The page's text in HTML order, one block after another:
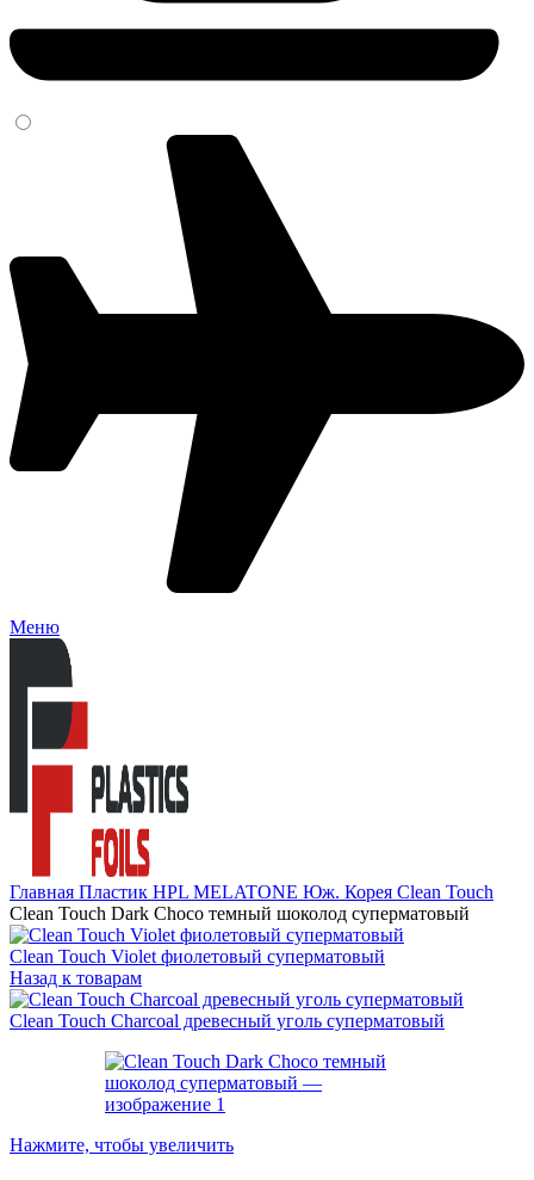
Меню
Главная Пластик HPL MELATONE Юж. Корея Clean Touch
Clean Touch Dark Choco темный шоколод суперматовый
Clean Touch Violet фиолетовый суперматовый
Назад к товарам
Clean Touch Charcoal древесный уголь суперматовый
Нажмите, чтобы увеличить